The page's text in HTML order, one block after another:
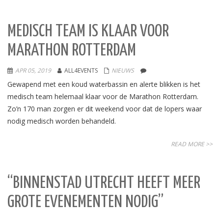
MEDISCH TEAM IS KLAAR VOOR
MARATHON ROTTERDAM
APR 05, 2019 ALL4EVENTS NIEUWS
Gewapend met een koud waterbassin en alerte blikken is het
medisch team helemaal klaar voor de Marathon Rotterdam.
Zo’n 170 man zorgen er dit weekend voor dat de lopers waar
nodig medisch worden behandeld.
READ MORE >>
“BINNENSTAD UTRECHT HEEFT MEER
GROTE EVENEMENTEN NODIG”